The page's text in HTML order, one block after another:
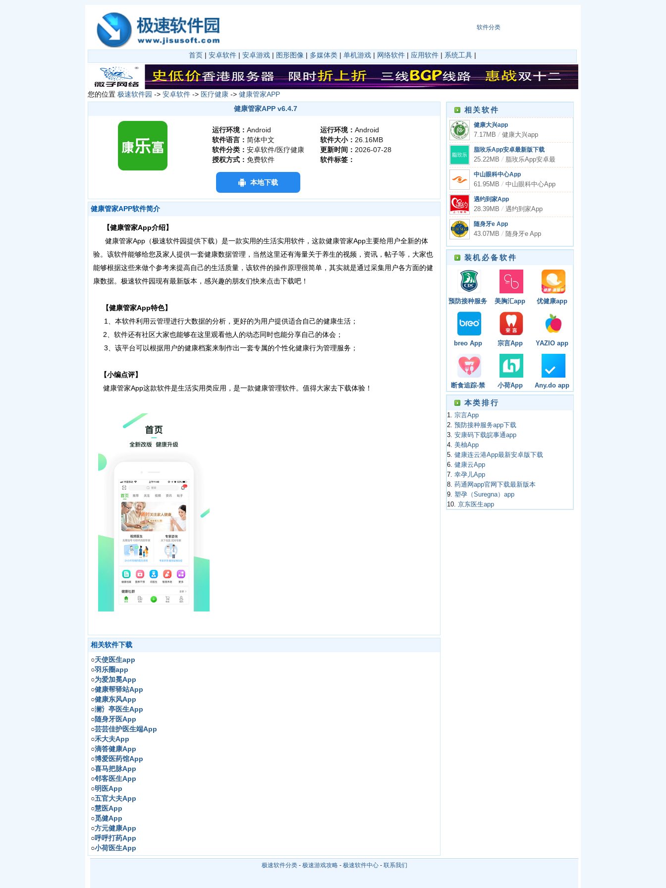
软件分类
首页| 安卓软件| 安卓游戏| 图形图像 | 多媒体类| 单机游戏| 网络软件| 应用软件| 系统工具|
您的位置 极速软件园 -> 安卓软件 -> 医疗健康 -> 健康管家APP
健康管家APP v6.4.7
运行环境： Android
软件语言： 简体中文
软件分类： 安卓软件/医疗健康
授权方式： 免费软件
本地下载
运行环境： Android
软件大小： 26.16MB
更新时间： 2026-07-28
软件标签：
健康管家APP软件简介
【健康管家App介绍】
健康管家App（极速软件园提供下载）是一款实用的生活实用软件，这款健康管家App主要给用户全新的体
验。该软件能够给您及家人提供一套健康数据管理，当然这里还有海量关于养生的视频，资讯，帖子等，大家也
能够根据这些来做个参考来提高自己的生活质量，该软件的操作原理很简单，其实就是通过采集用户各方面的健
康数据。极速软件园现有最新版本，感兴趣的朋友们快来点击下载吧！
【健康管家App特色】
1、本软件利用云管理进行大数据的分析，更好的为用户提供适合自己的健康生活；
2、软件还有社区大家也能够在这里观看他人的动态同时也能分享自己的体会；
3、该平台可以根据用户的健康档案来制作出一套专属的个性化健康行为管理服务；
【小编点评】
健康管家App这款软件是生活实用类应用，是一款健康管理软件。值得大家去下载体验！
相关软件下载
○天使医生app
○羽乐圈app
○为爱加冕App
○健康帮驿站App
○健康东风App
○澜氵亭医生App
○随身牙医App
○芸芸佳护医生端App
○禾大夫App
○滴答健康App
○博爱医药馆App
○喜马把脉App
○邻客医生App
○明医App
○五官大夫App
○慧医App
○觅健App
○方元健康App
○呼呼打药App
○小荷医生App
相关软件
健康大兴app
7.17MB /健康大兴app
脂玫乐App安卓最新版下载
25.22MB /脂玫乐App安卓最
新版下载
中山眼科中心App
61.95MB /中山眼科中心App
遇约到家App
28.39MB /遇约到家App
随身牙e App
43.07MB /随身牙e App
装机必备软件
预防接种服务
app下载
美胸汇app 优健康app
breo App 宗言App YAZIO app
断食追踪-禁
食(Fasting
Tracker)app
小荷App Any.do app
本类排行
1.
宗言App
2. 预防接种服务app下载
3. 安康码下载皖事通app
4. 美柚App
5. 健康连云港App最新安卓版下载
6. 健康云App
7. 幸孕儿App
8. 药通网app官网下载最新版本
9. 塑孕（Suregna）app
10. 京东医生app
极速软件分类- 极速游戏攻略- 极速软件中心- 联系我们